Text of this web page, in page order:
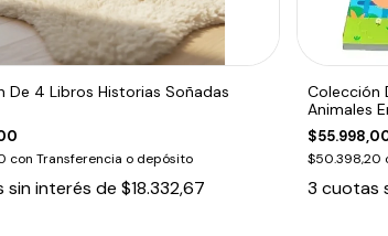
De 4 Libros Historias Soñadas
con Transferencia o depósito
sin interés de $18.332,67
Colección
Animales
$50.398,20
3 cuotas